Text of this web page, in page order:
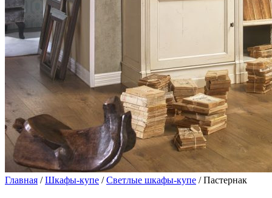
Главная /Шкафы-купе /Светлые шкафы-купе / Пастернак